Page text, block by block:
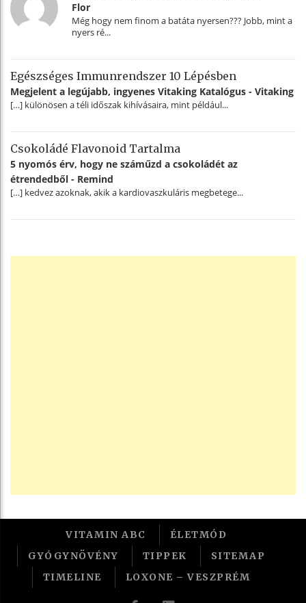
Flor
Még hogy nem finom a batáta nyersen??? Jobb, mint a
nyers ré...
Egészséges Immunrendszer 10 Lépésben
Megjelent a legújabb, ingyenes Vitaking Katalógus - Vitaking
[…] különösen a téli időszak kihívásaira, mint például...
Csokoládé Flavonoid Tartalma
5 nyomós érv, hogy ne száműzd a csokoládét az
étrendedből - Remind
[…] kedvez azoknak, akik a kardiovaszkuláris megbetege...
VITAMIN ABC
ÉLETMÓD
GYÓGYNÖVÉNY
TIPPEK
SITEMAP
TIMELINE
LOXONE – VESZPRÉM